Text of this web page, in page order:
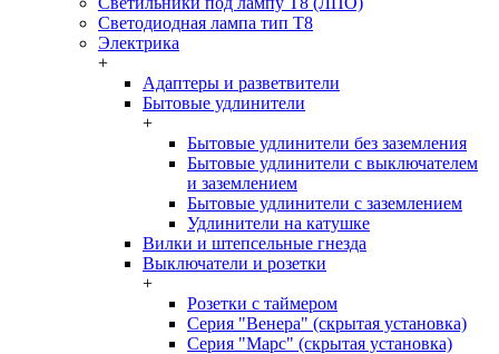
Светодиодная лампа тип T8
Электрика
+
Адаптеры и разветвители
Бытовые удлинители
+
Бытовые удлинители без заземления
Бытовые удлинители с выключателем
и заземлением
Бытовые удлинители с заземлением
Удлинители на катушке
Вилки и штепсельные гнезда
Выключатели и розетки
+
Розетки с таймером
Серия "Венера" (скрытая установка)
Серия "Марс" (скрытая установка)